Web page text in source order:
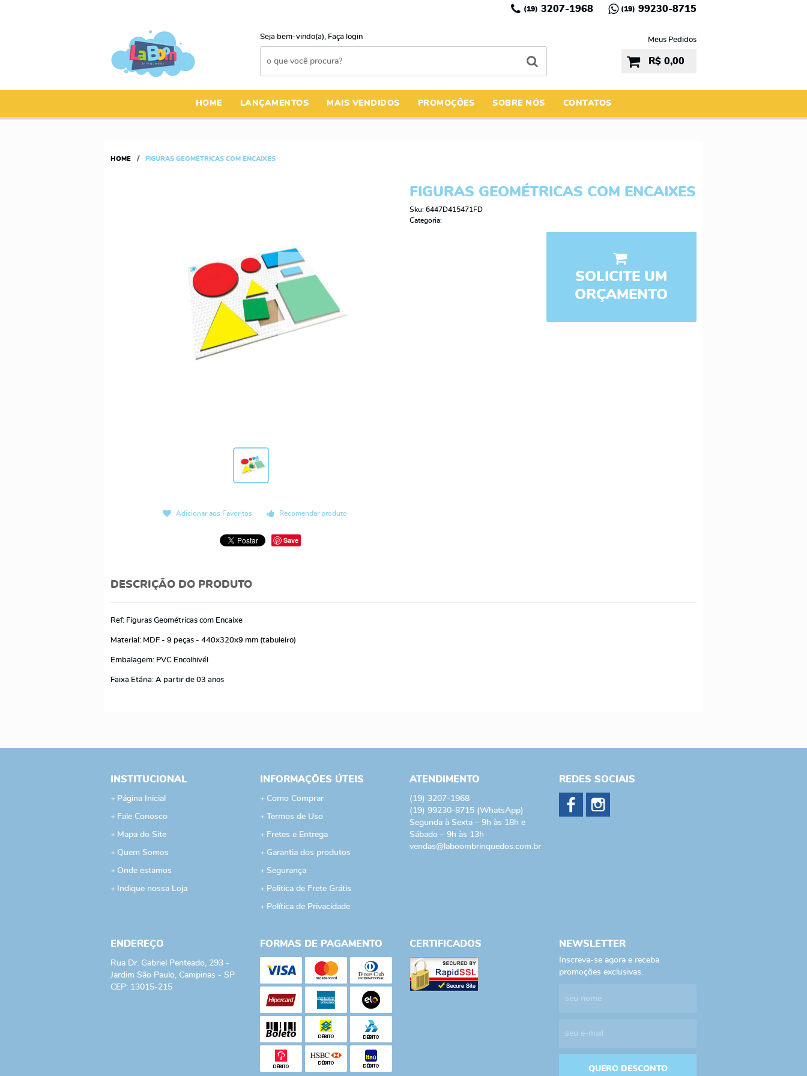
(19) 3207-1968 (19) 99230-8715
Seja bem-vindo(a), Faça login Meus Pedidos
R$ 0,00
HOME LANÇAMENTOS MAIS VENDIDOS PROMOÇÕES SOBRE NÓS CONTATOS
HOME FIGURAS GEOMÉTRICAS COM ENCAIXES
Adicionar aos Favoritos Recomendar produto
Save
FIGURAS GEOMÉTRICAS COM ENCAIXES
Sku: 6447D415471FD
Categoria:
SOLICITE UM
ORÇAMENTO
DESCRIÇÃO DO PRODUTO
Ref: Figuras Geométricas com Encaixe
Material: MDF - 9 peças - 440x320x9 mm (tabuleiro)
Embalagem: PVC Encolhivél
Faixa Etária: A partir de 03 anos
INSTITUCIONAL
Página Inicial
Fale Conosco
Mapa do Site
Quem Somos
Onde estamos
Indique nossa Loja
INFORMAÇÕES ÚTEIS
Como Comprar
Termos de Uso
Fretes e Entrega
Garantia dos produtos
Segurança
Politica de Frete Grátis
Política de Privacidade
ATENDIMENTO
(19) 3207-1968
(19) 99230-8715 (WhatsApp)
Segunda à Sexta – 9h às 18h e
Sábado – 9h às 13h
vendas@laboombrinquedos.com.br
REDES SOCIAIS
ENDEREÇO
Rua Dr. Gabriel Penteado, 293 -
Jardim São Paulo, Campinas - SP
CEP: 13015-215
FORMAS DE PAGAMENTO CERTIFICADOS NEWSLETTER
Inscreva-se agora e receba
promoções exclusivas.
QUERO DESCONTO